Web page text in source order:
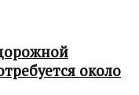
около